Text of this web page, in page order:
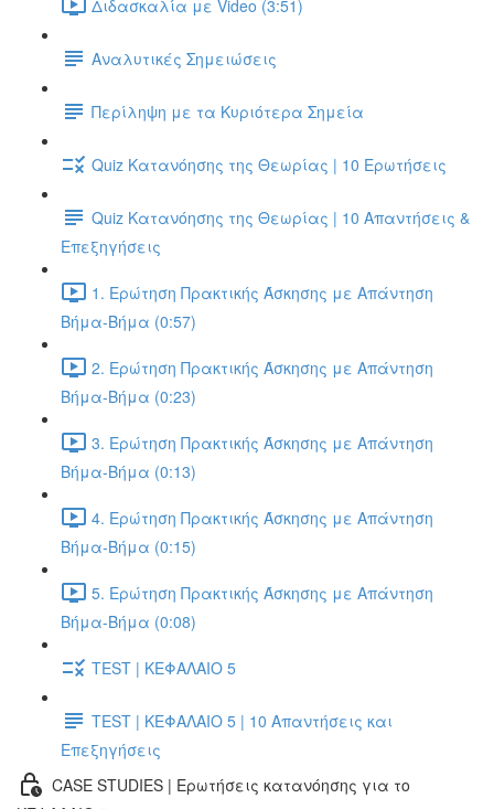
Διδασκαλία με Video (3:51)
Αναλυτικές Σημειώσεις
Περίληψη με τα Κυριότερα Σημεία
Quiz Κατανόησης της Θεωρίας | 10 Ερωτήσεις
Quiz Κατανόησης της Θεωρίας | 10 Απαντήσεις &
Επεξηγήσεις
1. Ερώτηση Πρακτικής Άσκησης με Απάντηση
Βήμα-Βήμα (0:57)
2. Ερώτηση Πρακτικής Άσκησης με Απάντηση
Βήμα-Βήμα (0:23)
3. Ερώτηση Πρακτικής Άσκησης με Απάντηση
Βήμα-Βήμα (0:13)
4. Ερώτηση Πρακτικής Άσκησης με Απάντηση
Βήμα-Βήμα (0:15)
5. Ερώτηση Πρακτικής Άσκησης με Απάντηση
Βήμα-Βήμα (0:08)
TEST | ΚΕΦΑΛΑΙΟ 5
TEST | ΚΕΦΑΛΑΙΟ 5 | 10 Απαντήσεις και
Επεξηγήσεις
CASE STUDIES | Ερωτήσεις κατανόησης για το